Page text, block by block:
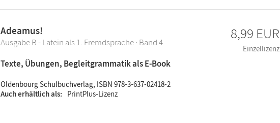
Adeamus!
Ausgabe B - Latein als 1. Fremdsprache · Band 4
Texte, Übungen, Begleitgrammatik als E-Book
Oldenbourg Schulbuchverlag, ISBN 978-3-637-02418-2
Auch erhältlich als
PrintPlus-Lizenz
8,99 EUR
Einzellizenz